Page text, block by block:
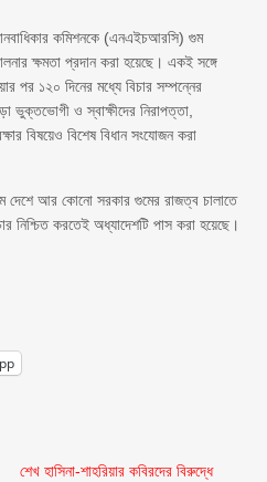
কমিশনকে (এনএইচআরসি) গুম
ক্ষমতা প্রদান করা হয়েছে। একই সঙ্গে
পর ১২০ দিনের মধ্যে বিচার সম্পন্নের
ভুক্তভোগী ও স্বাক্ষীদের নিরাপত্তা,
বিষয়েও বিশেষ বিধান সংযোজন করা
আর কোনো সরকার গুমের রাজত্ব চালাতে
নিশ্চিত করতেই অধ্যাদেশটি পাস করা হয়েছে।
শেখ হাসিনা-শাহরিয়ার কবিরদের বিরুদ্ধে